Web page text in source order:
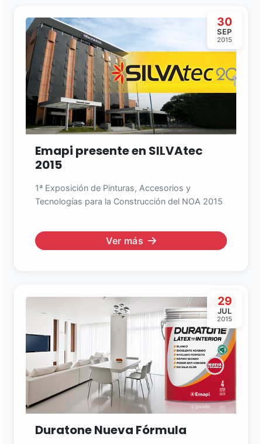
30
SEP
2015
Emapi presente en SILVAtec
2015
1ª Exposición de Pinturas, Accesorios y
Tecnologías para la Construcción del NOA 2015
Ver más
29
JUL
2015
Duratone Nueva Fórmula